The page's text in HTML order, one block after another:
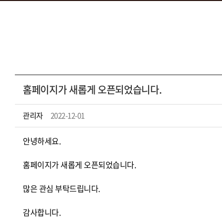
홈페이지가 새롭게 오픈되었습니다.
관리자 2022-12-01
안녕하세요.
홈페이지가 새롭게 오픈되었습니다.
많은 관심 부탁드립니다.
감사합니다.